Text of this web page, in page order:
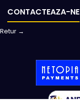
CONTACTEAZA-NE
Retur →